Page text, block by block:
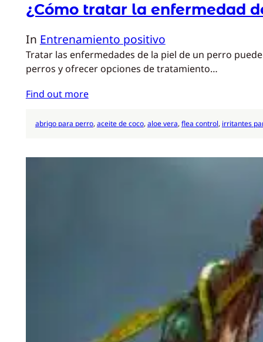
¿Cómo tratar la enfermedad
In Entrenamiento positivo
Tratar las enfermedades de la piel de un perro
perros y ofrecer opciones de tratamiento…
Find out more
abrigo para perro, aceite de coco, aloe vera, flea control, irritantes